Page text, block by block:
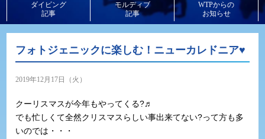
ダイビング
記事
モルディブ
記事
WTPからの
お知らせ
フォトジェニックに楽しむ！ニューカレドニア♥
2019年12月17日（火）
クーリスマスが今年もやってくる?♬
でも忙しくて全然クリスマスらしい事出来てない?って方も多
いのでは・・・